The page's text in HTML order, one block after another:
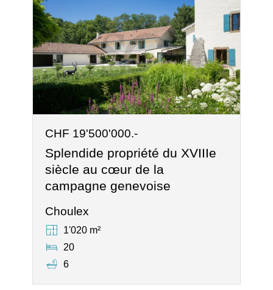
CHF 19'500'000.-
Splendide propriété du XVIIIe
siècle au cœur de la
campagne genevoise
Choulex
1'020 m²
20
6